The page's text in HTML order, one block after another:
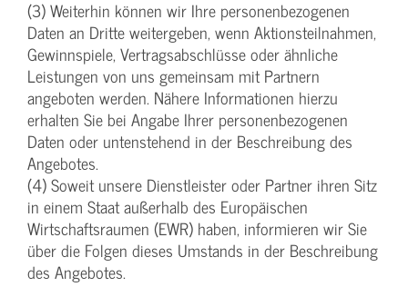
(3) Weiterhin können wir Ihre personenbezogenen
Daten an Dritte weitergeben, wenn Aktionsteilnahmen,
Gewinnspiele, Vertragsabschlüsse oder ähnliche
Leistungen von uns gemeinsam mit Partnern
angeboten werden. Nähere Informationen hierzu
erhalten Sie bei Angabe Ihrer personenbezogenen
Daten oder untenstehend in der Beschreibung des
Angebotes.
(4) Soweit unsere Dienstleister oder Partner ihren Sitz
in einem Staat außerhalb des Europäischen
Wirtschaftsraumen (EWR) haben, informieren wir Sie
über die Folgen dieses Umstands in der Beschreibung
des Angebotes.